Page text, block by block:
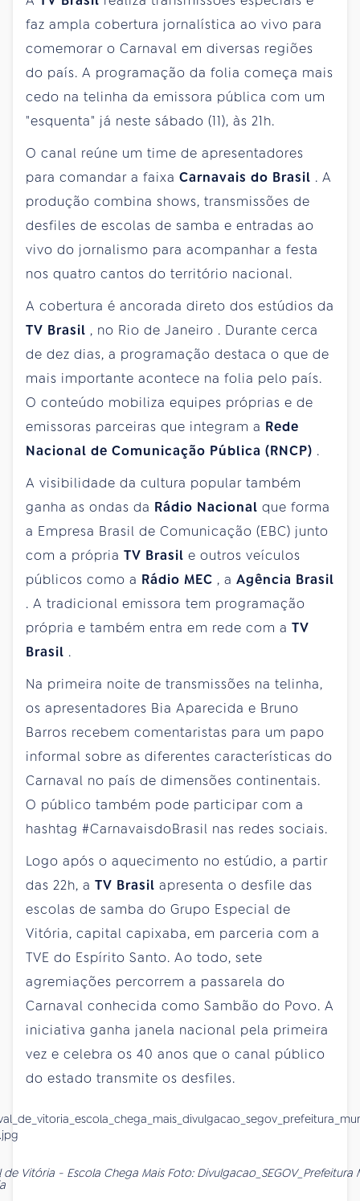
faz ampla cobertura jornalística ao vivo para
comemorar o Carnaval em diversas regiões
do país. A programação da folia começa mais
cedo na telinha da emissora pública com um
"esquenta" já neste sábado (11), às 21h.
O canal reúne um time de apresentadores
para comandar a faixa Carnavais do Brasil . A
produção combina shows, transmissões de
desfiles de escolas de samba e entradas ao
vivo do jornalismo para acompanhar a festa
nos quatro cantos do território nacional.
A cobertura é ancorada direto dos estúdios da
TV Brasil , no Rio de Janeiro . Durante cerca
de dez dias, a programação destaca o que de
mais importante acontece na folia pelo país.
O conteúdo mobiliza equipes próprias e de
emissoras parceiras que integram a Rede
Nacional de Comunicação Pública (RNCP) .
A visibilidade da cultura popular também
ganha as ondas da Rádio Nacional que forma
a Empresa Brasil de Comunicação (EBC) junto
com a própria TV Brasil e outros veículos
públicos como a Rádio MEC , a Agência Brasil
. A tradicional emissora tem programação
própria e também entra em rede com a TV
Brasil .
Na primeira noite de transmissões na telinha,
os apresentadores Bia Aparecida e Bruno
Barros recebem comentaristas para um papo
informal sobre as diferentes características do
Carnaval no país de dimensões continentais.
O público também pode participar com a
hashtag #CarnavaisdoBrasil nas redes sociais.
Logo após o aquecimento no estúdio, a partir
das 22h, a TV Brasil apresenta o desfile das
escolas de samba do Grupo Especial de
Vitória, capital capixaba, em parceria com a
TVE do Espírito Santo. Ao todo, sete
agremiações percorrem a passarela do
Carnaval conhecida como Sambão do Povo. A
iniciativa ganha janela nacional pela primeira
vez e celebra os 40 anos que o canal público
do estado transmite os desfiles.
de Vitória - Escola Chega Mais Foto: Divulgacao_SEGOV_Prefeitura